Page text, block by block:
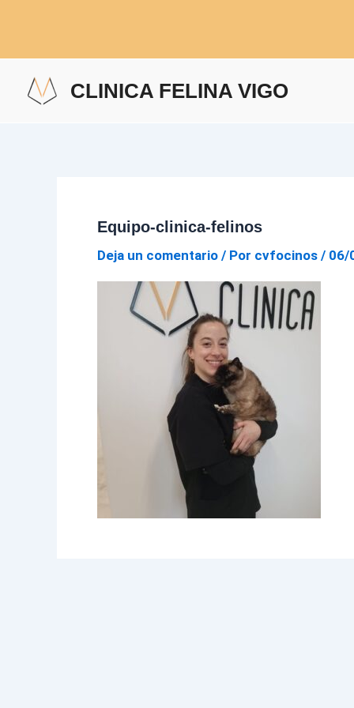
contenido
CLINICA FELINA VIGO
Equipo-clinica-felinos
Deja un comentario / Por cvfocinos / 06/